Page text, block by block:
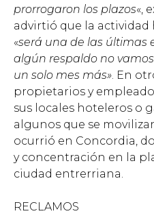
prorrogaron los plazos«,
advirtió que la
«será una de las últimas
algún respaldo no
un solo mes más» En
propietarios y
sus locales hoteleros o
algunos que se
ocurrió en Concordia,
y concentración en la
ciudad entrerriana.
RECLAMOS